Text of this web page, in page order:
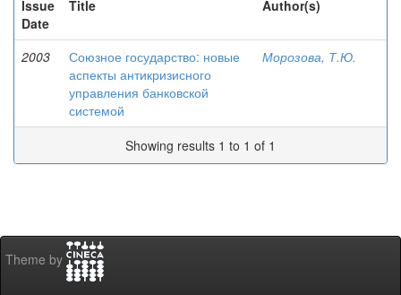
Issue
Date
Title Author(s)
2003
Союзное государство: новые
аспекты антикризисного
управления банковской
системой
Морозова, Т.Ю.
Showing results 1 to 1 of 1
Theme by